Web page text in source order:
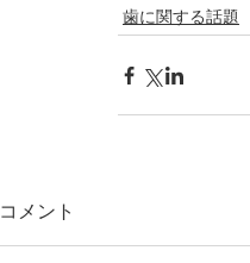
歯に関する話題
コメント